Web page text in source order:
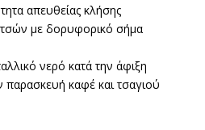
απευθείας κλήσης
με δορυφορικό σήμα
νερό κατά την άφιξη
παρασκευή καφέ και τσαγιού